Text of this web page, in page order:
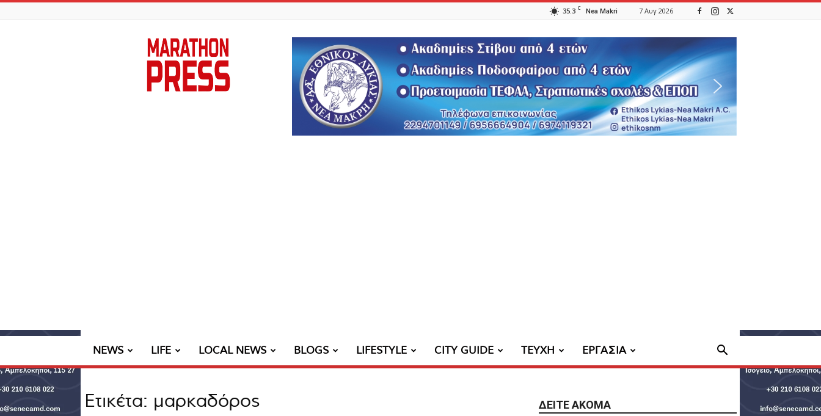
35.3 C Nea Makri 7 Αυγ 2026
Marathon
Press
NEWS LIFE LOCAL NEWS BLOGS LIFESTYLE CITY GUIDE ΤΕΥΧΗ ΕΡΓΑΣΙΑ
Ετικέτα: μαρκαδόρος ΔΕΊΤΕ ΑΚΌΜΑ